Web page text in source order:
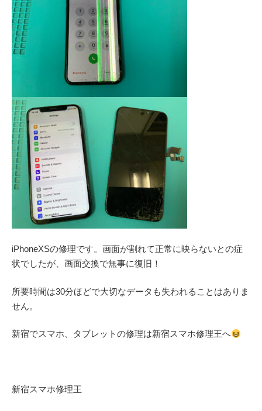
iPhoneXSの修理です。画面が割れて正常に映らないとの症
状でしたが、画面交換で無事に復旧！
所要時間は30分ほどで大切なデータも失われることはありま
せん。
新宿でスマホ、タブレットの修理は新宿スマホ修理王へ
新宿スマホ修理王